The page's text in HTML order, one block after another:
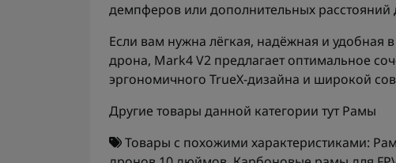
демпферов или дополнительных расстояний
Если вам нужна лёгкая, надёжная и удобная
дрона, Mark4 V2 предлагает оптимальное
эргономичного TrueX-дизайна и широкой
Другие товары данной категории тут Рамы
Товары с похожими характеристиками: